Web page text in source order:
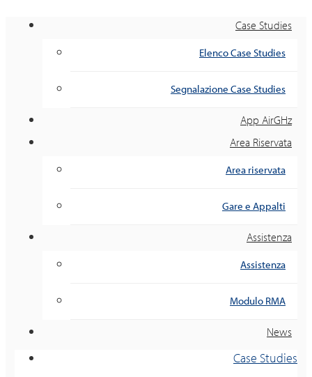
Case Studies
Elenco Case Studies
Segnalazione Case Studies
App AirGHz
Area Riservata
Area riservata
Gare e Appalti
Assistenza
Assistenza
Modulo RMA
News
Case Studies